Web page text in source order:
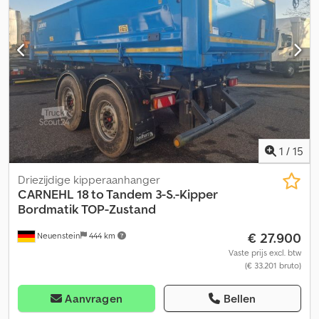
385/65 R22.5, laadruimtevolume: 28 m³, 1e as: , 2e as: , 3e as: ,
luchtvering, opklapbare onderrijbeveiliging, hefbare vooras,
elektronisch remsysteem EBS, scharnierende achterklep
(opliggend), schuifdak, laadplatform, aansluitstekker 1x15 en 2x7
polig, lichtmetalen velgen. Ons volledige voertuigaanbod vindt u
op . Wilt u een financiering? Met onze Value Added Services
bieden wij u individuele financieringsmogelijkheden, fullservice-
en telematicadiensten. Wij adviseren u graag. Cjdpfxjznrd Ij Ag Ijha
1 / 15
Neuenstein 444 km
Driezijdige kipperaanhanger
CARNEHL 18 to Tandem 3-S.-Kipper
Bordmatik TOP-Zustand
€ 27.900
Vaste prijs excl. btw
(€ 33.201 bruto)
Aanvragen Bellen